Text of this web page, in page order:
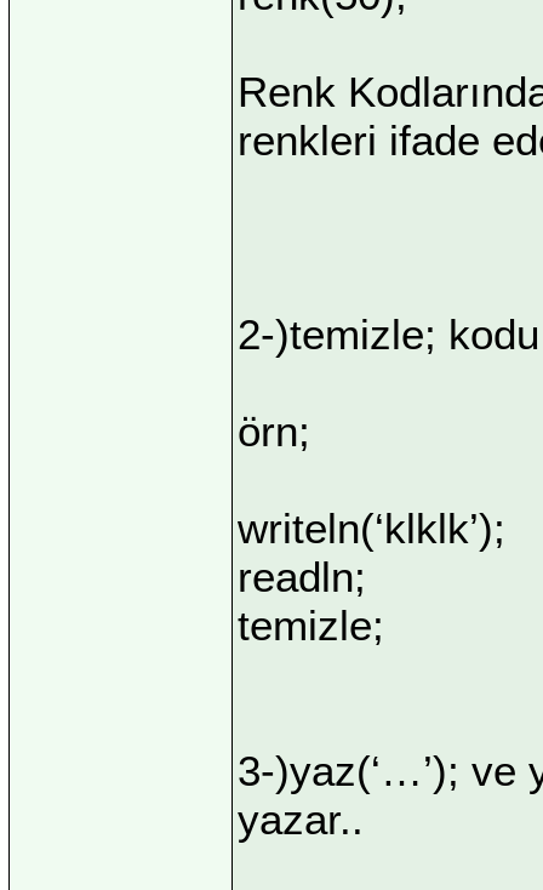
Renk
renkleri ifade
2-)temizle;
örn;
writeln(‘klklk’);
readln;
temizle;
3-)yaz(‘…’); ve
yazar..